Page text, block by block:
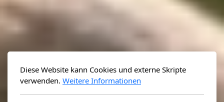
Diese Website kann Cookies und externe Skripte
verwenden. Weitere Informationen